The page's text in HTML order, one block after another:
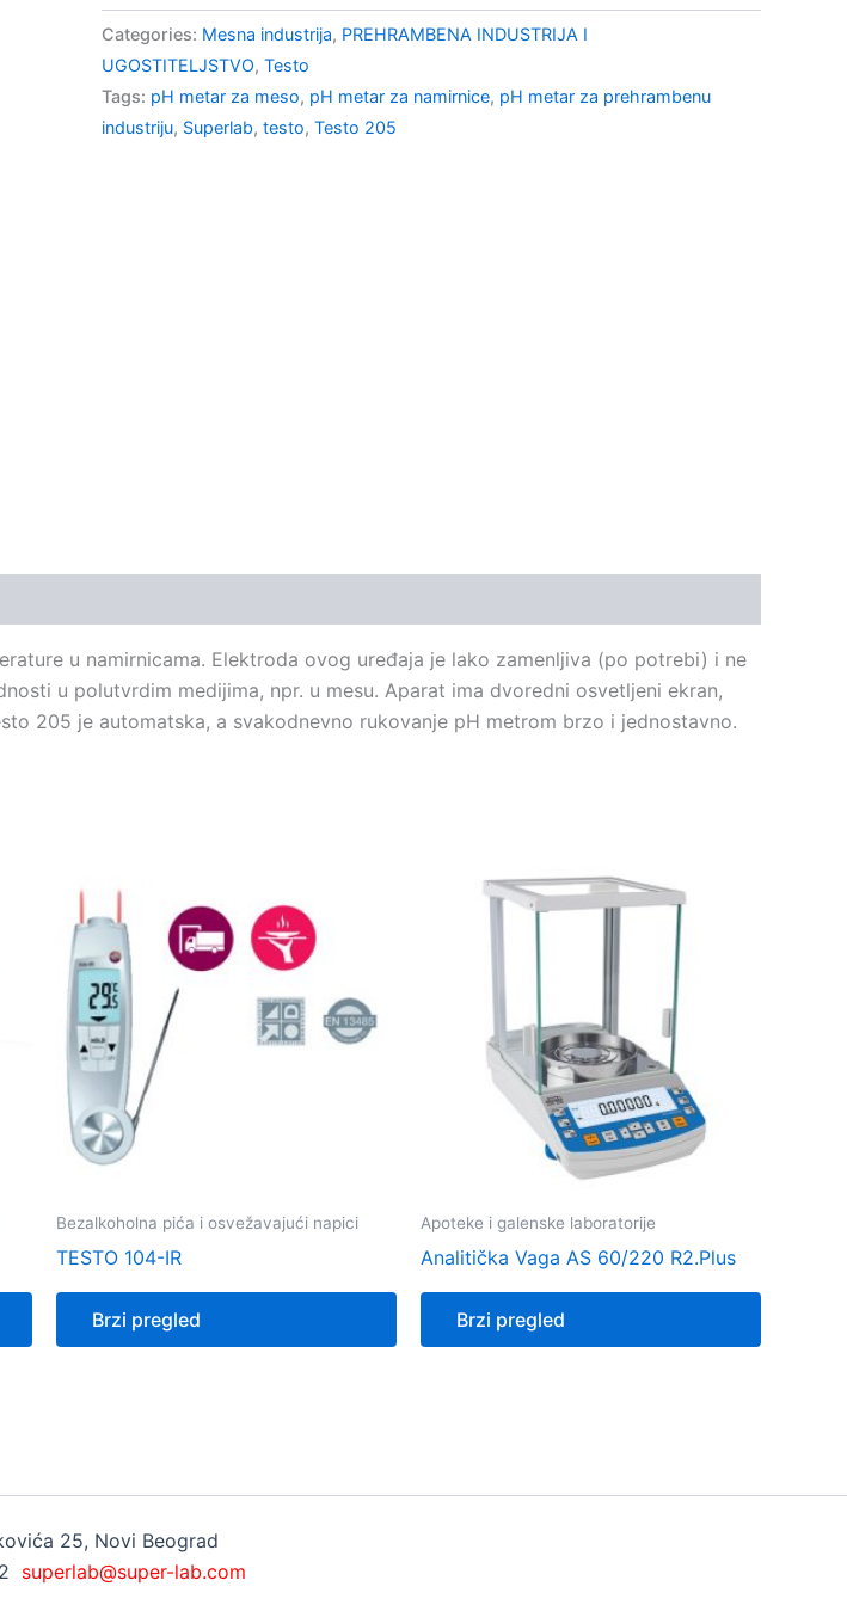
Categories: Mesna industrija, PREHRAMBENA INDUSTRIJA I
UGOSTITELJSTVO, Testo
Tags: pH metar za meso, pH metar za namirnice, pH metar za prehrambenu
industriju, Superlab, testo, Testo 205
u namirnicama. Elektroda ovog uređaja je lako zamenljiva (po potrebi) i ne
u polutvrdim medijima, npr. u mesu. Aparat ima dvoredni osvetljeni ekran,
205 je automatska, a svakodnevno rukovanje pH metrom brzo i jednostavno.
Bezalkoholna pića i osvežavajući napici
TESTO 104-IR
Brzi pregled
Apoteke i galenske laboratorije
Analitička Vaga AS 60/220 R2.Plus
Brzi pregled
25, Novi Beograd
superlab@super-lab.com